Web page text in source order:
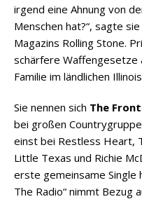
irgend eine Ahnung von
Menschen hat?“, sagte
Magazins Rolling Stone.
schärfere Waffengesetze
Familie im ländlichen
Sie nennen sich The
bei großen
einst bei Restless Heart,
Little Texas und Richie
erste gemeinsame Single
The Radio“ nimmt Bezug